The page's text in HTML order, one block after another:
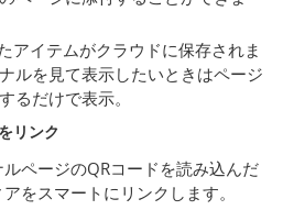
アイテムがクラウドに保存されま
ルを見て表示したいときはページ
るだけで表示。
リンク
ページのQRコードを読み込んだ
をスマートにリンクします。